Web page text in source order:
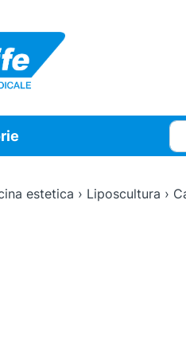
estetica › Liposcultura ›